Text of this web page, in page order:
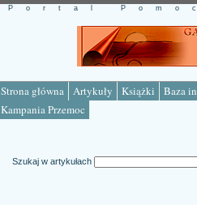
Strona główna Artykuły Książki
Baza
Kampania Przemoc
Portal
Szukaj w artykułach